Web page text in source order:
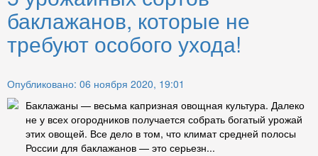
баклажанов, которые не
требуют особого ухода!
Опубликовано: 06 ноября 2020, 19:01
Баклажаны — весьма капризная овощная культура. Далеко
не у всех огородников получается собрать богатый урожай
этих овощей. Все дело в том, что климат средней полосы
России для баклажанов — это серьезн...